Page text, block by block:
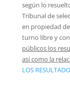
según lo
Tribunal de
en propiedad
turno libre y
públicos los
así como la
LOS